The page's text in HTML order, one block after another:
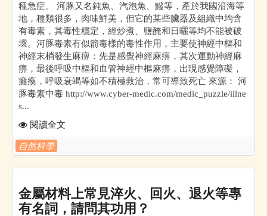
種急症。 河豚又名鈍魚、汽泡魚、鱍等，產於我國沿海等
地，種類很多，肉味鮮美，但它的某些臟器及組織中均含
有毒素，其毒性穩定，經炒煮、鹽醃和日曬等均不能被破
壞。河豚毒素有似箭毒樣的毒性作用，主要使神經中樞和
神經末梢發生麻痹：先是感覺神經麻痹，其次運動神經麻
痹，最後呼吸中樞和血管神經中樞麻痹，出現感覺障礙，
癱瘓，呼吸衰竭等如不積極救治，常可導致死亡 來源： 河
豚毒素中毒 http://www.cyber-medic.com/medic_puzzle/illne
s...
閱讀全文
自然科學
金屬材料上常見淬火、回火、退火等專
有名詞，請問其功用？